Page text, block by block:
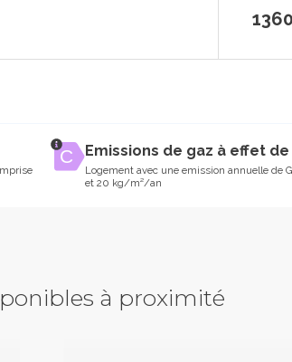
Emissions de gaz à effet
Logement avec une emission annuelle de
et 20 kg/m²/an
à proximité